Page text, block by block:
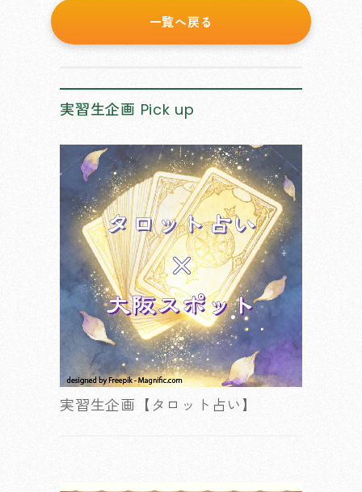
一覧へ戻る
実習生企画 Pick up
実習生企画【タロット占い】